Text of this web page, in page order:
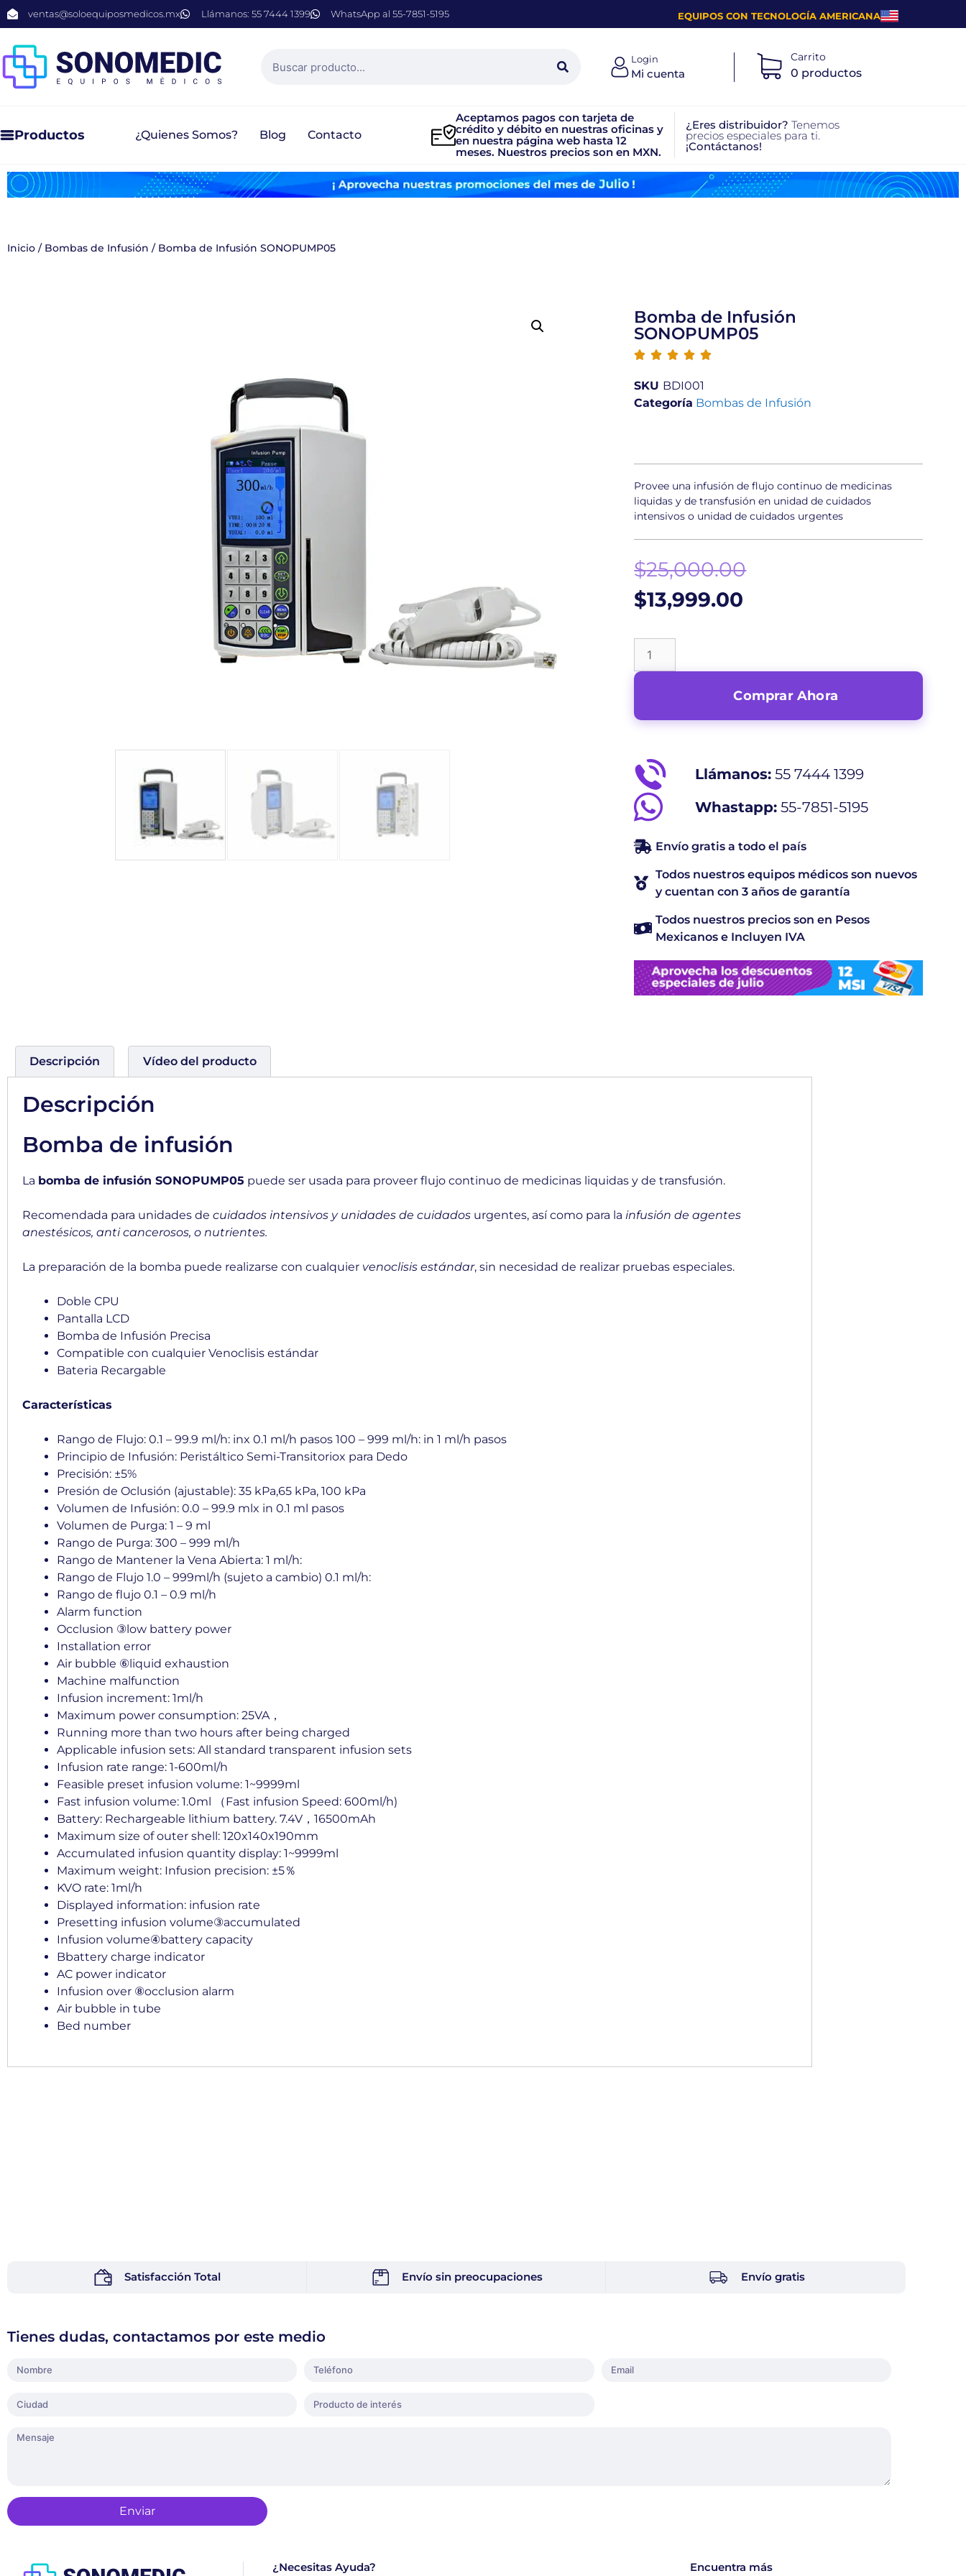
ventas@soloequiposmedicos.mx Llámanos: 55 7444 1399 WhatsApp al 55-7851-5195 EQUIPOS CON TECNOLOGÍA AMERICANA
Login
Mi cuenta
Carrito
0 productos
Productos ¿Quienes Somos? Blog Contacto
Aceptamos pagos con tarjeta de
crédito y débito en nuestras oficinas y
en nuestra página web hasta 12
meses. Nuestros precios son en MXN.
¿Eres distribuidor? Tenemos
precios especiales para ti.
¡Contáctanos!
Inicio / Bombas de Infusión / Bomba de Infusión SONOPUMP05
Bomba de Infusión
SONOPUMP05
    
SKU BDI001
Categoría Bombas de Infusión
Provee una infusión de flujo continuo de medicinas
liquidas y de transfusión en unidad de cuidados
intensivos o unidad de cuidados urgentes
$25,000.00
$13,999.00
Comprar Ahora
Llámanos:55 7444 1399
Whastapp:55-7851-5195
Envío gratis a todo el país
Todos nuestros equipos médicos son nuevos
y cuentan con 3 años de garantía
Todos nuestros precios son en Pesos
Mexicanos e Incluyen IVA
Descripción Vídeo del producto
Descripción
Bomba de infusión
La bomba de infusión SONOPUMP05 puede ser usada para proveer flujo continuo de medicinas liquidas y de transfusión.
Recomendada para unidades de cuidados intensivos y unidades de cuidados urgentes, así como para la infusión de agentes
anestésicos, anti cancerosos, o nutrientes.
La preparación de la bomba puede realizarse con cualquier venoclisis estándar, sin necesidad de realizar pruebas especiales.
Doble CPU
Pantalla LCD
Bomba de Infusión Precisa
Compatible con cualquier Venoclisis estándar
Bateria Recargable
Características
Rango de Flujo: 0.1 – 99.9 ml/h: inx 0.1 ml/h pasos 100 – 999 ml/h: in 1 ml/h pasos
Principio de Infusión: Peristáltico Semi-Transitoriox para Dedo
Precisión: ±5%
Presión de Oclusión (ajustable): 35 kPa,65 kPa, 100 kPa
Volumen de Infusión: 0.0 – 99.9 mlx in 0.1 ml pasos
Volumen de Purga: 1 – 9 ml
Rango de Purga: 300 – 999 ml/h
Rango de Mantener la Vena Abierta: 1 ml/h:
Rango de Flujo 1.0 – 999ml/h (sujeto a cambio) 0.1 ml/h:
Rango de flujo 0.1 – 0.9 ml/h
Alarm function
Occlusion ③low battery power
Installation error
Air bubble ⑥liquid exhaustion
Machine malfunction
Infusion increment: 1ml/h
Maximum power consumption: 25VA，
Running more than two hours after being charged
Applicable infusion sets: All standard transparent infusion sets
Infusion rate range: 1-600ml/h
Feasible preset infusion volume: 1~9999ml
Fast infusion volume: 1.0ml （Fast infusion Speed: 600ml/h)
Battery: Rechargeable lithium battery. 7.4V，16500mAh
Maximum size of outer shell: 120x140x190mm
Accumulated infusion quantity display: 1~9999ml
Maximum weight: Infusion precision: ±5％
KVO rate: 1ml/h
Displayed information: infusion rate
Presetting infusion volume③accumulated
Infusion volume④battery capacity
Bbattery charge indicator
AC power indicator
Infusion over ⑧occlusion alarm
Air bubble in tube
Bed number
Satisfacción Total Envío sin preocupaciones Envío gratis
Tienes dudas, contactamos por este medio
Enviar
¿Necesitas Ayuda? Encuentra más